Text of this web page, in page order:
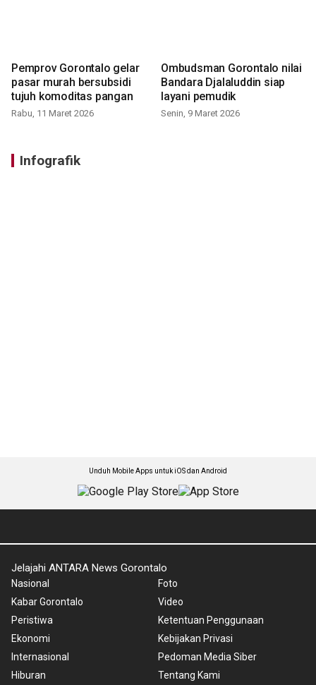
Pemprov Gorontalo gelar
pasar murah bersubsidi
tujuh komoditas pangan
Rabu, 11 Maret 2026
Ombudsman Gorontalo nilai
Bandara Djalaluddin siap
layani pemudik
Senin, 9 Maret 2026
Infografik
Unduh Mobile Apps untuk iOS dan Android
Jelajahi ANTARA News Gorontalo
Nasional
Kabar Gorontalo
Peristiwa
Ekonomi
Internasional
Hiburan
Foto
Video
Ketentuan Penggunaan
Kebijakan Privasi
Pedoman Media Siber
Tentang Kami